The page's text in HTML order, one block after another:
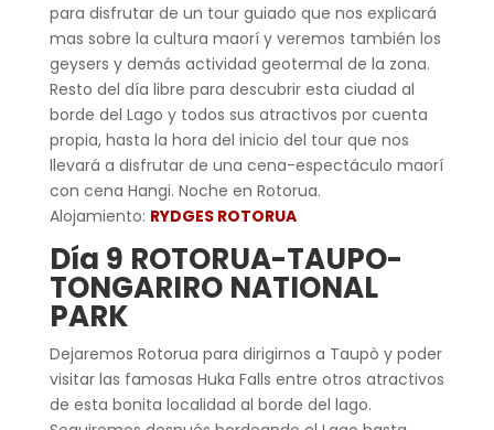
para disfrutar de un tour guiado que nos explicará
mas sobre la cultura maorí y veremos también los
geysers y demás actividad geotermal de la zona.
Resto del día libre para descubrir esta ciudad al
borde del Lago y todos sus atractivos por cuenta
propia, hasta la hora del inicio del tour que nos
llevará a disfrutar de una cena-espectáculo maorí
con cena Hangi. Noche en Rotorua.
Alojamiento: RYDGES ROTORUA
Día 9 ROTORUA-TAUPO-
TONGARIRO NATIONAL
PARK
Dejaremos Rotorua para dirigirnos a Taupò y poder
visitar las famosas Huka Falls entre otros atractivos
de esta bonita localidad al borde del lago.